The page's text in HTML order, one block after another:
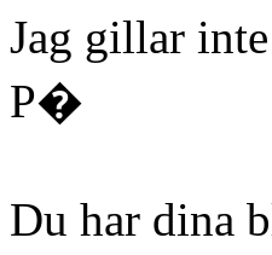
Jag gillar
P�
Du har